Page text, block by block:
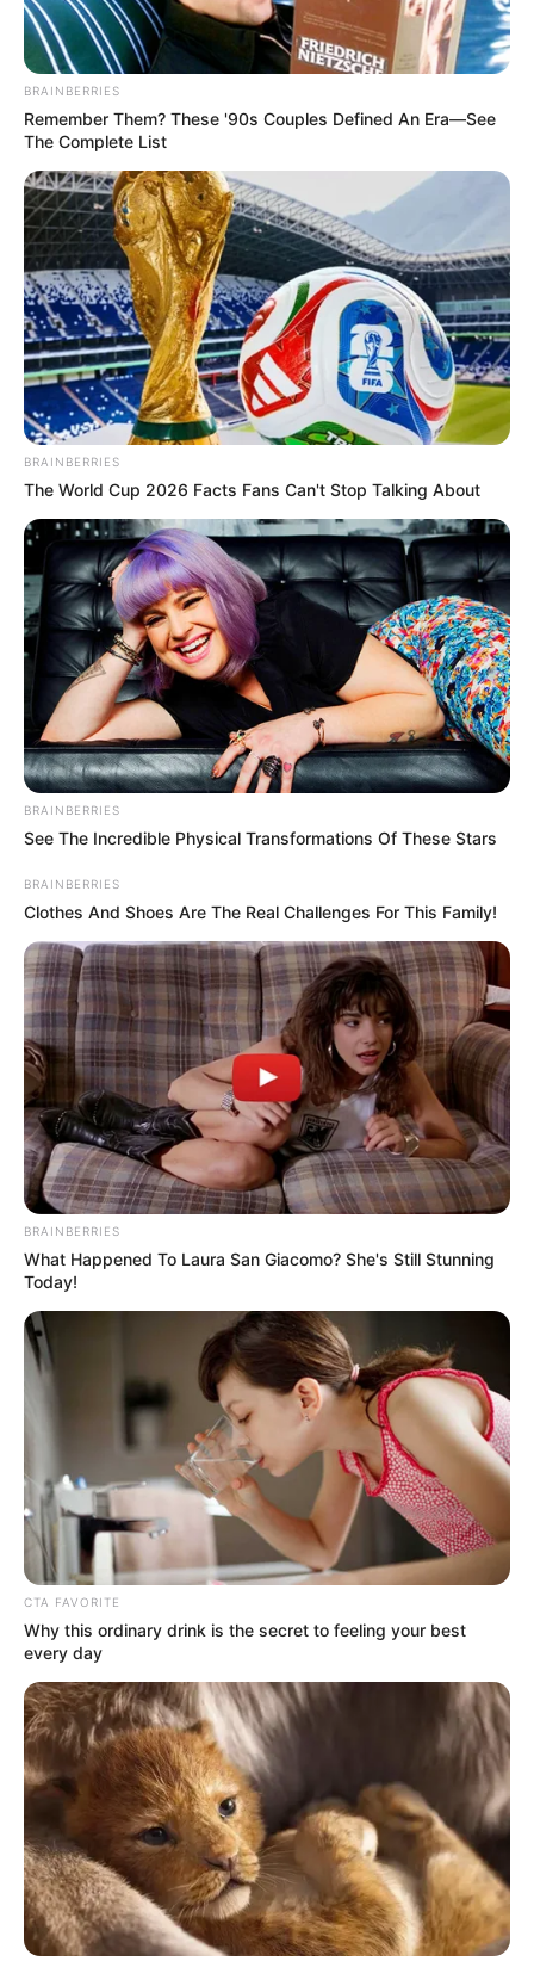
BRAINBERRIES
Remember Them? These '90s Couples Defined An Era—See
The Complete List
BRAINBERRIES
The World Cup 2026 Facts Fans Can't Stop Talking About
BRAINBERRIES
See The Incredible Physical Transformations Of These Stars
BRAINBERRIES
Clothes And Shoes Are The Real Challenges For This Family!
BRAINBERRIES
What Happened To Laura San Giacomo? She's Still Stunning
Today!
CTA FAVORITE
Why this ordinary drink is the secret to feeling your best
every day